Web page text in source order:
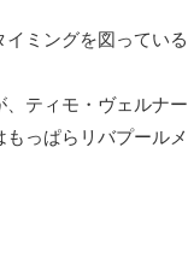
ミングを図っている
ティモ・ヴェルナー
っぱらリバプールメ